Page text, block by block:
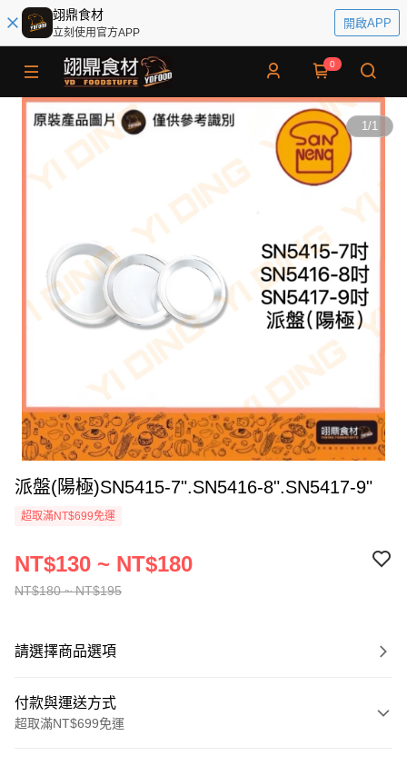
翊鼎食材
立刻使用官方APP
開啟APP
0
1/1
派盤(陽極)SN5415-7".SN5416-8".SN5417-9"
超取滿NT$699免運
NT$180 ~ NT$195
NT$130 ~ NT$180
請選擇商品選項
付款與運送方式
超取滿NT$699免運